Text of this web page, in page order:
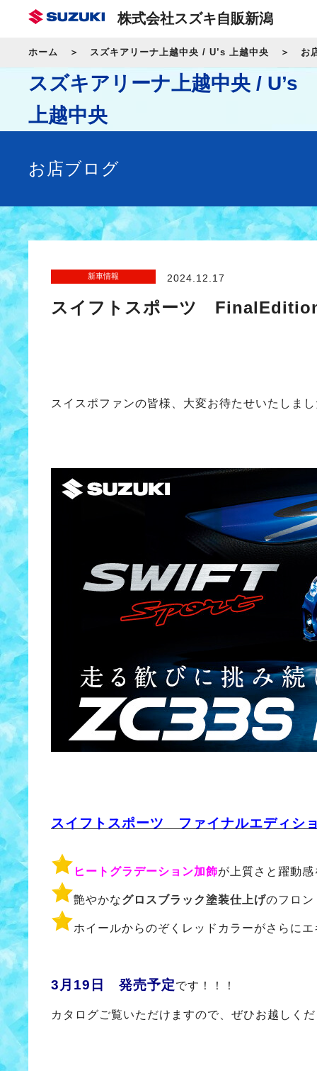
株式会社スズキ自販新潟
ホーム スズキアリーナ上越中央 / U’s 上越中央 お
スズキアリーナ上越中央 / U’s
上越中央
お店ブログ
新車情報 2024.12.17
スイフトスポーツ
スイスポファンの皆様、大変お待たせいたしま
スイフトスポーツ ファイナルエディシ
ヒートグラデーション加飾が上質さと躍動感
艶やかなグロスブラック塗装仕上げのフロ
ホイールからのぞくレッドカラーがさらに
3月19日 発売予定です！！！
カタログご覧いただけますので、ぜひお越しく